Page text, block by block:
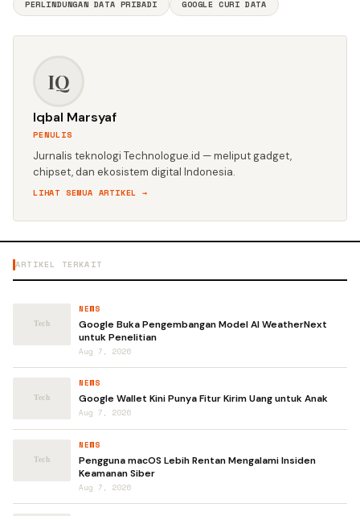
PERLINDUNGAN DATA PRIBADI
GOOGLE CURI DATA
IQ
Iqbal Marsyaf
PENULIS
Jurnalis teknologi Technologue.id — meliput gadget,
chipset, dan ekosistem digital Indonesia.
LIHAT SEMUA ARTIKEL →
ARTIKEL TERKAIT
NEWS
Google Buka Pengembangan Model AI WeatherNext
untuk Penelitian
Aug 7, 2026
NEWS
Google Wallet Kini Punya Fitur Kirim Uang untuk Anak
Aug 7, 2026
NEWS
Pengguna macOS Lebih Rentan Mengalami Insiden
Keamanan Siber
Aug 7, 2026